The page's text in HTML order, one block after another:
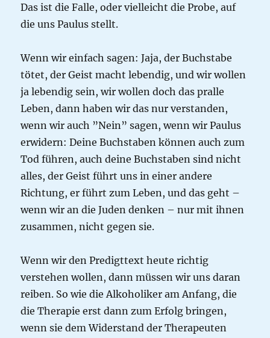
Das ist die Falle, oder vielleicht die Probe, auf
die uns Paulus stellt.
Wenn wir einfach sagen: Jaja, der Buchstabe
tötet, der Geist macht lebendig, und wir wollen
ja lebendig sein, wir wollen doch das pralle
Leben, dann haben wir das nur verstanden,
wenn wir auch ”Nein” sagen, wenn wir Paulus
erwidern: Deine Buchstaben können auch zum
Tod führen, auch deine Buchstaben sind nicht
alles, der Geist führt uns in einer andere
Richtung, er führt zum Leben, und das geht –
wenn wir an die Juden denken – nur mit ihnen
zusammen, nicht gegen sie.
Wenn wir den Predigttext heute richtig
verstehen wollen, dann müssen wir uns daran
reiben. So wie die Alkoholiker am Anfang, die
die Therapie erst dann zum Erfolg bringen,
wenn sie dem Widerstand der Therapeuten